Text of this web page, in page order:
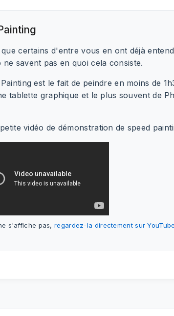
certains d'entre vous en ont déjà
ne savent pas en quoi cela consiste.
est le fait de peindre en moins de
tablette graphique et le plus souvent de
vidéo de démonstration de speed
s'affiche pas,regardez-la directement sur YouTube